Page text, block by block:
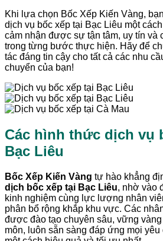
Khi lựa chọn Bốc Xếp Kiến Vàng,
dịch vụ bốc xếp tại Bạc Liêu một
cảm nhận được sự tận tâm, uy tín và
trong từng bước thực hiện. Hãy để
tác đáng tin cậy cho tất cả các nhu
chuyển của bạn!
Các hình thức dịch vụ
Bạc Liêu
Bốc Xếp Kiến Vàng tự hào khẳng
dịch bốc xếp tại Bạc Liêu, nhờ vào
kinh nghiệm cùng lực lượng nhân
phân bổ rộng khắp khu vực. Các
được đào tạo chuyên sâu, vững
môn, luôn sẵn sàng đáp ứng mọi